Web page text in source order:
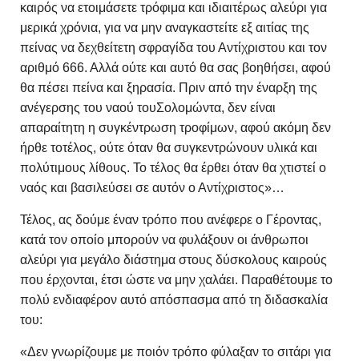
καιρός να ετοιμάσετε τρόφιμα και ιδιαιτέρως αλεύρι για
μερικά χρόνια, για να μην αναγκαστείτε εξ αιτίας της
πείνας να δεχθείτετη σφραγίδα του Αντίχριστου και τον
αριθμό 666. Αλλά ούτε και αυτό θα σας βοηθήσει, αφού
θα πέσει πείνα και ξηρασία. Πριν από την έναρξη της
ανέγερσης του ναού τουΣολομώντα, δεν είναι
απαραίτητη η συγκέντρωση τροφίμων, αφού ακόμη δεν
ήρθε τοτέλος, ούτε όταν θα συγκεντρώνουν υλικά και
πολύτιμους λίθους. Το τέλος θα έρθει όταν θα χτιστεί ο
ναός και βασιλεύσει σε αυτόν ο Αντίχριστος»…
Τέλος, ας δούμε έναν τρόπο που ανέφερε ο Γέροντας,
κατά τον οποίο μπορούν να φυλάξουν οι άνθρωποι
αλεύρι για μεγάλο διάστημα στους δύσκολους καιρούς
που έρχονται, έτσι ώστε να μην χαλάει. Παραθέτουμε το
πολύ ενδιαφέρον αυτό απόσπασμα από τη διδασκαλία
του:
«Δεν γνωρίζουμε με ποιόν τρόπο φύλαξαν το σιτάρι για